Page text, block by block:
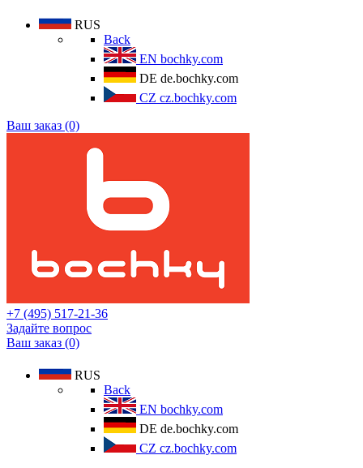
RUS
Back
EN bochky.com
DE de.bochky.com
CZ cz.bochky.com
Ваш заказ (0)
+7 (495) 517-21-36
Задайте вопрос
Ваш заказ (0)
RUS
Back
EN bochky.com
DE de.bochky.com
CZ cz.bochky.com